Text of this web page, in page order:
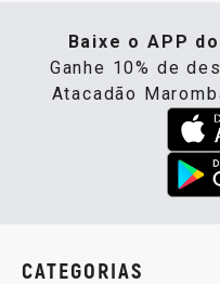
Baixe o APP
Ganhe 10% de
Atacadão
CATEGORIAS